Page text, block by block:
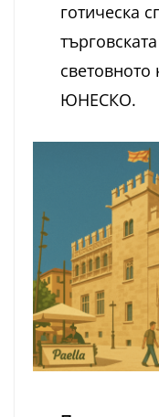
готическа
световното
ЮНЕСКО.